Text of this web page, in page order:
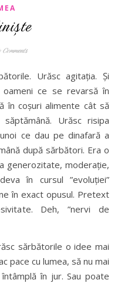
oameni ce se revarsă în
în coșuri alimente cât să
Urăsc risipa
ce dau pe dinafară a
după sărbători. Era o
generozitate, moderație,
în cursul ”evoluției”
în exact opusul. Pretext
Deh, ”nervi de
sărbătorile o idee mai
pace cu lumea, să nu mai
în jur. Sau poate